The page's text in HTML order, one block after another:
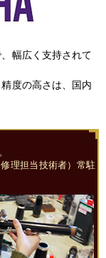
幅広く支持されて
度の高さは、国内
理担当技術者）常駐